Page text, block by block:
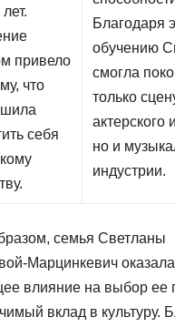
привело
что
себя
Благодаря
обучению
смогла
только
актерского
но и
индустрии.
семья Светланы
Марцинкевич оказала
влияние на выбор ее
вклад в культуру.